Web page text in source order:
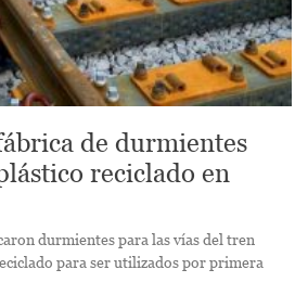
de durmientes
reciclado en
durmientes para las vías del tren
para ser utilizados por primera